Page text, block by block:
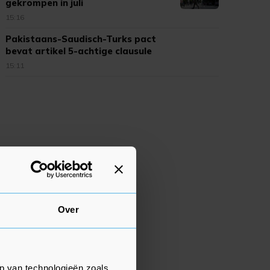
Over
van technologieën zoals
gekrompen in juli
15:16
Pakistaans-Saudisch-Turks pact
bevat artikel 5-achtige clausule
15:11